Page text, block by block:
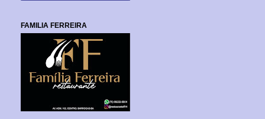
FAMILIA FERREIRA